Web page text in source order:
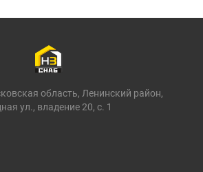
область, Ленинский район,
ул., владение 20, с. 1